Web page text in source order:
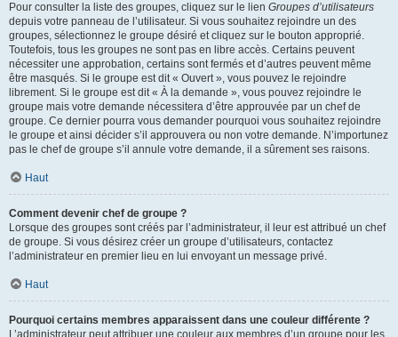
Pour consulter la liste des groupes, cliquez sur le lien Groupes d’utilisateurs
depuis votre panneau de l’utilisateur. Si vous souhaitez rejoindre un des
groupes, sélectionnez le groupe désiré et cliquez sur le bouton approprié.
Toutefois, tous les groupes ne sont pas en libre accès. Certains peuvent
nécessiter une approbation, certains sont fermés et d’autres peuvent même
être masqués. Si le groupe est dit « Ouvert », vous pouvez le rejoindre
librement. Si le groupe est dit « À la demande », vous pouvez rejoindre le
groupe mais votre demande nécessitera d’être approuvée par un chef de
groupe. Ce dernier pourra vous demander pourquoi vous souhaitez rejoindre
le groupe et ainsi décider s’il approuvera ou non votre demande. N’importunez
pas le chef de groupe s’il annule votre demande, il a sûrement ses raisons.
Haut
Comment devenir chef de groupe ?
Lorsque des groupes sont créés par l’administrateur, il leur est attribué un chef
de groupe. Si vous désirez créer un groupe d’utilisateurs, contactez
l’administrateur en premier lieu en lui envoyant un message privé.
Haut
Pourquoi certains membres apparaissent dans une couleur différente ?
L’administrateur peut attribuer une couleur aux membres d’un groupe pour les